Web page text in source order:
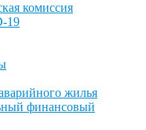
комиссия
19
жилья
финансовый